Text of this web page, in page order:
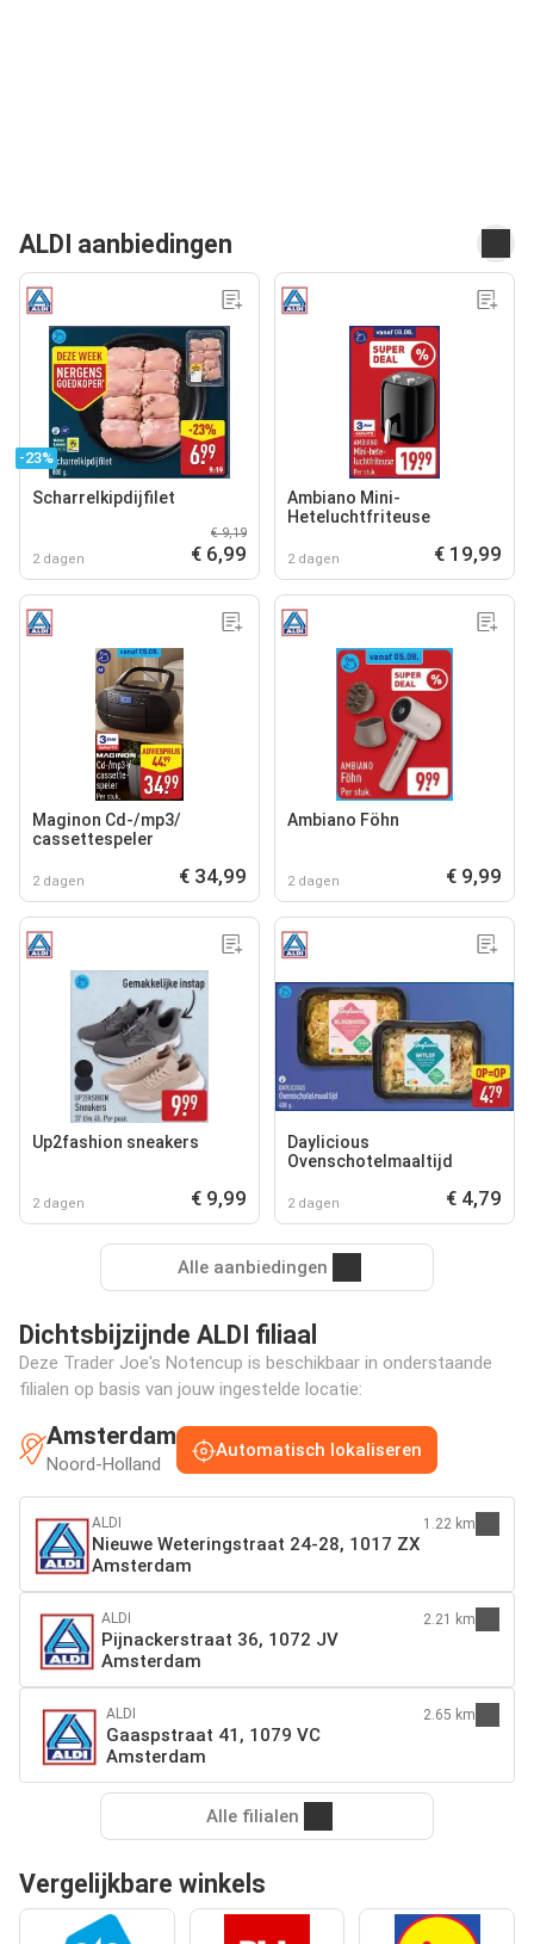
ALDI aanbiedingen
-23%
Scharrelkipdijfilet
2 dagen
€ 9,19
€ 6,99
Ambiano Mini-
Heteluchtfriteuse
2 dagen € 19,99
Maginon Cd-/mp3‍/
cassettespeler
2 dagen € 34,99
Ambiano Föhn
2 dagen € 9,99
Up2fashion sneakers
2 dagen € 9,99
Daylicious
Ovenschotelmaaltijd
2 dagen € 4,79
Alle aanbiedingen
Dichtsbijzijnde ALDI filiaal
Deze Trader Joe's Notencup is beschikbaar in onderstaande
filialen op basis van jouw ingestelde locatie:
Amsterdam
Noord-Holland
Automatisch lokaliseren
ALDI
Nieuwe Weteringstraat 24-28, 1017 ZX
Amsterdam
1.22 km
ALDI
Pijnackerstraat 36, 1072 JV
Amsterdam
2.21 km
ALDI
Gaaspstraat 41, 1079 VC
Amsterdam
2.65 km
Alle filialen
Vergelijkbare winkels